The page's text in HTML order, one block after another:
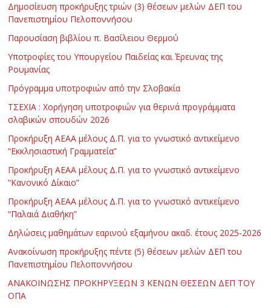
Δημοσίευση προκήρυξης τριών (3) θέσεων μελών ΔΕΠ του
Πανεπιστημίου Πελοποννήσου
Παρουσίαση βιβλίου π. Βασίλειου Θερμού
Υποτροφίες του Υπουργείου Παιδείας και Έρευνας της
Ρουμανίας
Πρόγραμμα υποτροφιών από την Σλοβακία
ΤΣΕΧΙΑ : Χορήγηση υποτροφιών για θερινά προγράμματα
σλαβικών σπουδών 2026
Προκήρυξη ΑΕΑΑ μέλους Δ.Π. για το γνωστικό αντικείμενο
“Εκκλησιαστική Γραμματεία”
Προκήρυξη ΑΕΑΑ μέλους Δ.Π. για το γνωστικό αντικείμενο
“Κανονικό Δίκαιο”
Προκήρυξη ΑΕΑΑ μέλους Δ.Π. για το γνωστικό αντικείμενο
“Παλαιά Διαθήκη”
Δηλώσεις μαθημάτων εαρινού εξαμήνου ακαδ. έτους 2025-2026
Ανακοίνωση προκήρυξης πέντε (5) θέσεων μελών ΔΕΠ του
Πανεπιστημίου Πελοποννήσου
ΑΝΑΚΟΙΝΩΣΗΣ ΠΡΟΚΗΡΥΞΕΩΝ 3 ΚΕΝΩΝ ΘΕΣΕΩΝ ΔΕΠ ΤΟΥ
ΟΠΑ